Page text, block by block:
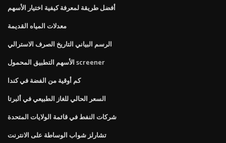
أفضل طريقة لمعرفة كيفية اختيار الأسهم
معدلات المياه القديمة
الرسم البياني التاريخ الصرف الاسترالي
الأسهم التطبيق المحمول screener
كم أوقية من الفضة في كندا
السعر الحالي للغاز الطبيعي في ألبرتا
شركات النفط في قائمة الولايات المتحدة
تشارلز شواب الوساطة على الانترنت